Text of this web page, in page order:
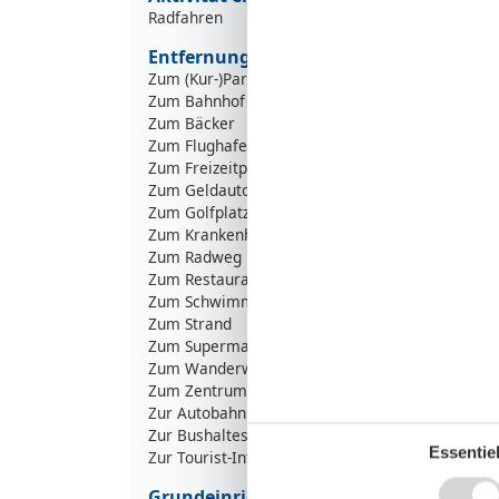
Radfahren
Entfernungen
Zum (Kur-)Park/Wald
Zum Bahnhof
Zum Bäcker
Zum Flughafen
Zum Freizeitpark
Zum Geldautomaten/Bank
Zum Golfplatz
Zum Krankenhaus/Klinik
Zum Radweg
Zum Restaurant
Zum Schwimm-/Spaßbad
Zum Strand
Zum Supermarkt
Zum Wanderweg
Zum Zentrum
Zur Autobahn
Zur Bushaltestelle
Zur Tourist-Information